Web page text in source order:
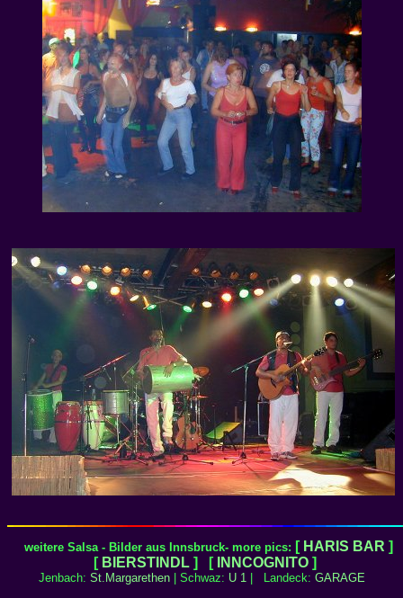
weitere Salsa - Bilder aus Innsbruck- more pics: [ HARIS BAR ]
[ BIERSTINDL ] [ INNCOGNITO ]
Jenbach: St.Margarethen| Schwaz: U 1| Landeck: GARAGE